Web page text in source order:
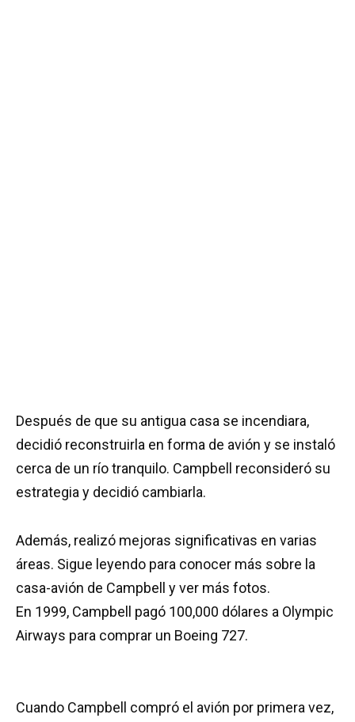
Después de que su antigua casa se incendiara,
decidió reconstruirla en forma de avión y se instaló
cerca de un río tranquilo. Campbell reconsideró su
estrategia y decidió cambiarla.
Además, realizó mejoras significativas en varias
áreas. Sigue leyendo para conocer más sobre la
casa-avión de Campbell y ver más fotos.
En 1999, Campbell pagó 100,000 dólares a Olympic
Airways para comprar un Boeing 727.
Cuando Campbell compró el avión por primera vez,